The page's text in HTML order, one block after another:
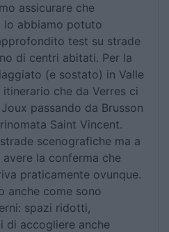
assicurare che
lo abbiamo potuto
test su strade
di centri abitati. Per la
(e sostato) in Valle
itinerario che da Verres ci
passando da Brusson
Saint Vincent.
scenografiche ma a
la conferma che
praticamente ovunque.
anche come sono
spazi ridotti,
di accogliere anche